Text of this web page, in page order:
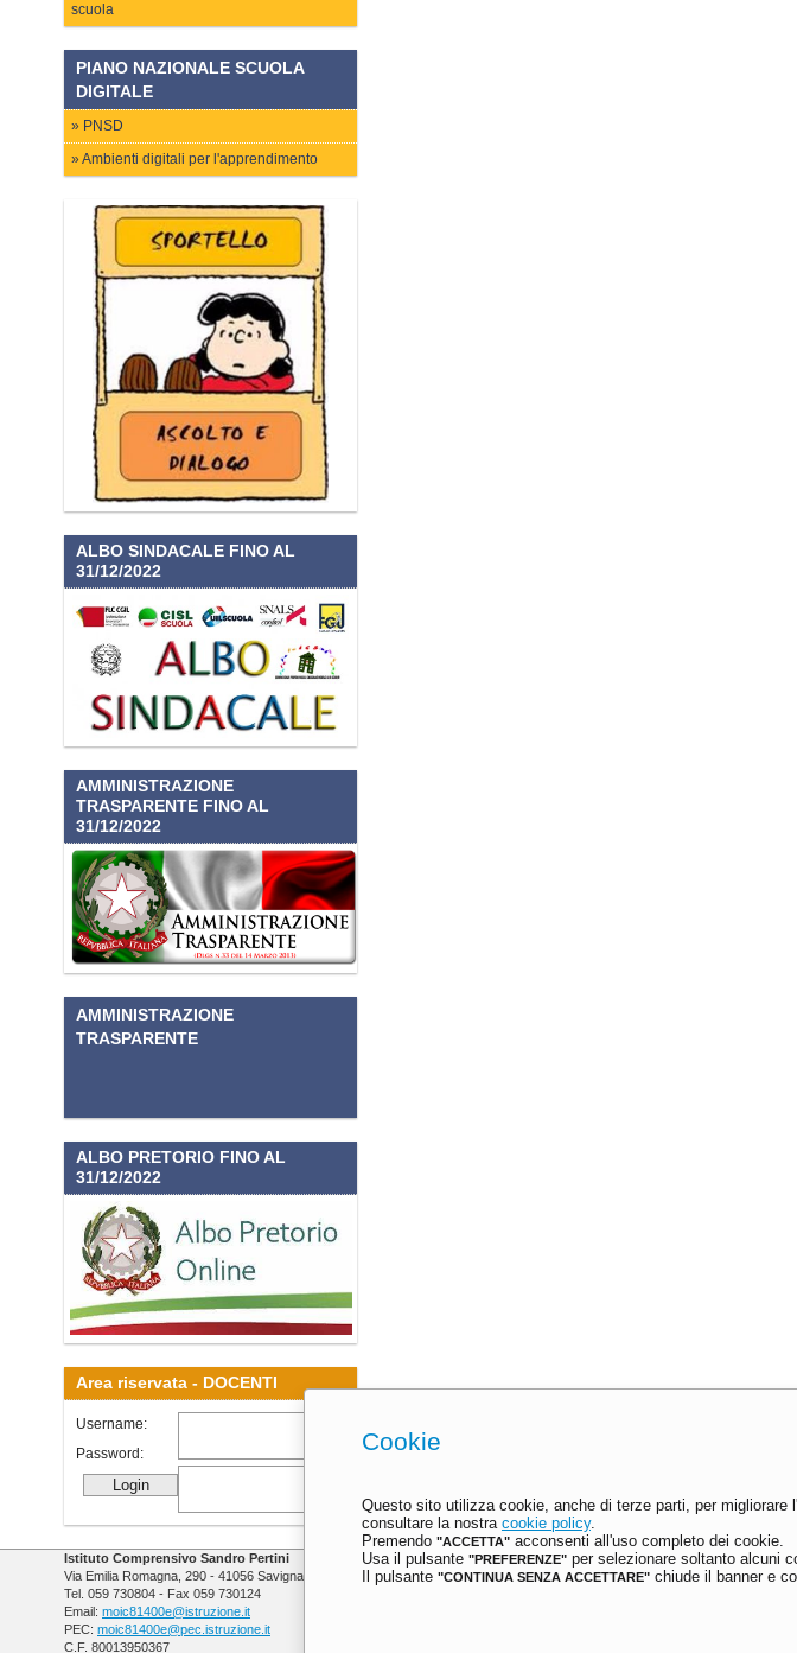
Cookie
Questo sito utilizza cookie, anche di terze parti, per migliorare
consultare la nostra cookie policy.
Premendo "ACCETTA" acconsenti all'uso completo dei cookie.
Usa il pulsante "PREFERENZE" per selezionare soltanto alcuni
Il pulsante "CONTINUA SENZA ACCETTARE" chiude il banner e
scuola
PIANO NAZIONALE SCUOLA
DIGITALE
PNSD
Ambienti digitali per l'apprendimento
ALBO SINDACALE FINO AL
31/12/2022
AMMINISTRAZIONE
TRASPARENTE FINO AL
31/12/2022
AMMINISTRAZIONE
TRASPARENTE
ALBO PRETORIO FINO AL
31/12/2022
Area riservata - DOCENTI
Username:
Password:
Istituto Comprensivo Sandro Pertini
Via Emilia Romagna, 290 - 41056 Savignano sul Panaro (MO)
Tel. 059 730804 - Fax 059 730124
Email: moic81400e@istruzione.it
PEC: moic81400e@pec.istruzione.it
C.F. 80013950367